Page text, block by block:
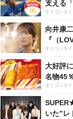
支える
オリコンタ
向井康
『（
オリコンタ
大好評
名物45
オリコンタ
いた”レ